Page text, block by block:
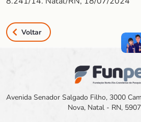
Voltar
Avenida Senador Salgado Filho, 3000
Nova, Natal - RN,